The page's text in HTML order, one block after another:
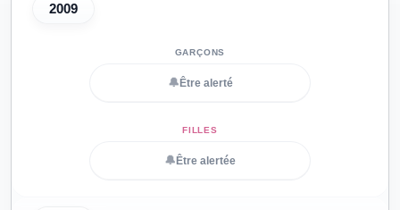
2009
🔔 Être alerté
🔔 Être alertée